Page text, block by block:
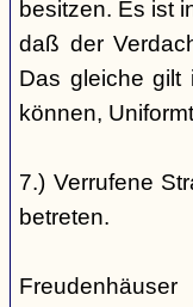
besitzen. Es ist
daß der
Das gleiche gilt
können,
7.) Verrufene
betreten.